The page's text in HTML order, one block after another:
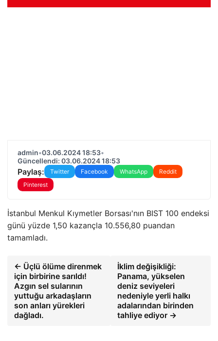
admin•03.06.2024 18:53•
Güncellendi: 03.06.2024 18:53
Paylaş: Twitter Facebook WhatsApp
Reddit
Pinterest
İstanbul Menkul Kıymetler Borsası'nın BIST 100 endeksi
günü yüzde 1,50 kazançla 10.556,80 puandan
tamamladı.
← Üçlü ölüme direnmek
için birbirine sarıldı!
Azgın sel sularının
yuttuğu arkadaşların
son anları yürekleri
dağladı.
İklim değişikliği:
Panama, yükselen
deniz seviyeleri
nedeniyle yerli halkı
adalarından birinden
tahliye ediyor →